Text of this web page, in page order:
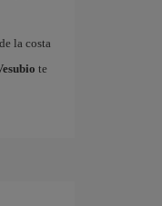
la costa
te